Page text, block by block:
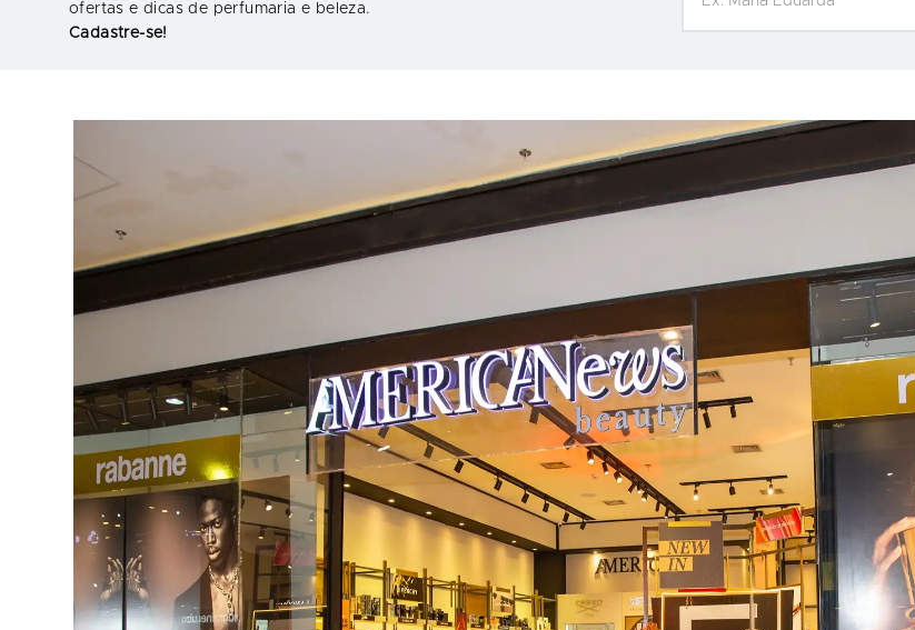
ofertas e dicas de perfumaria e beleza.
Cadastre-se!